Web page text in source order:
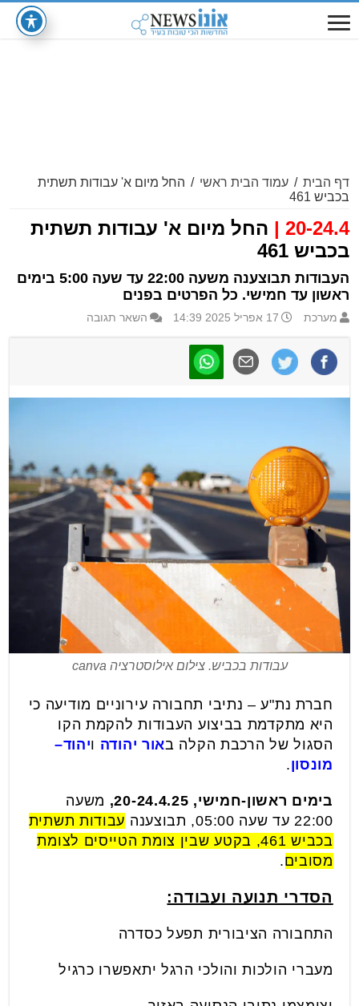
דף הבית / עמוד הבית ראשי / החל מיום א' עבודות תשתית
בכביש 461
20-24.4 |
החל מיום א' עבודות תשתית
בכביש 461
העבודות תבוצענה משעה 22:00 עד שעה 5:00 בימים
ראשון עד חמישי. כל הפרטים בפנים
מערכת 17 אפריל 2025 14:39 השאר תגובה
עבודות בכביש. צילום אילוסטרציה canva
חברת נת"ע – נתיבי תחבורה עירוניים מודיעה כי
היא מתקדמת בביצוע העבודות להקמת הקו
הסגול של הרכבת הקלה באור יהודה ויהוד–
מונסון.
בימים ראשון-חמישי, 20-24.4.25,
משעה
22:00 עד שעה 05:00, תבוצענה
עבודות תשתית
בכביש 461, בקטע שבין צומת הטייסים לצומת
מסובים.
הסדרי תנועה ועבודה:
התחבורה הציבורית תפעל כסדרה
מעברי הולכות והולכי הרגל יתאפשרו כרגיל